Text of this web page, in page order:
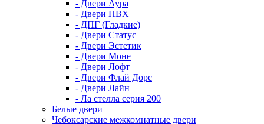
- Двери Аура
- Двери ПВХ
- ДПГ (Гладкие)
- Двери Статус
- Двери Эстетик
- Двери Моне
- Двери Лофт
- Двери Флай Дорс
- Двери Лайн
- Ла стелла серия 200
Белые двери
Чебоксарские межкомнатные двери